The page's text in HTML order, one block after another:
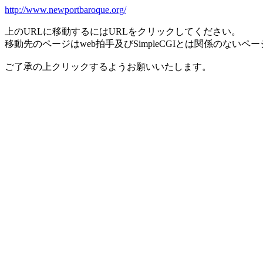
http://www.newportbaroque.org/
上のURLに移動するにはURLをクリックしてください。
移動先のページはweb拍手及びSimpleCGIとは関係のないペー
ご了承の上クリックするようお願いいたします。